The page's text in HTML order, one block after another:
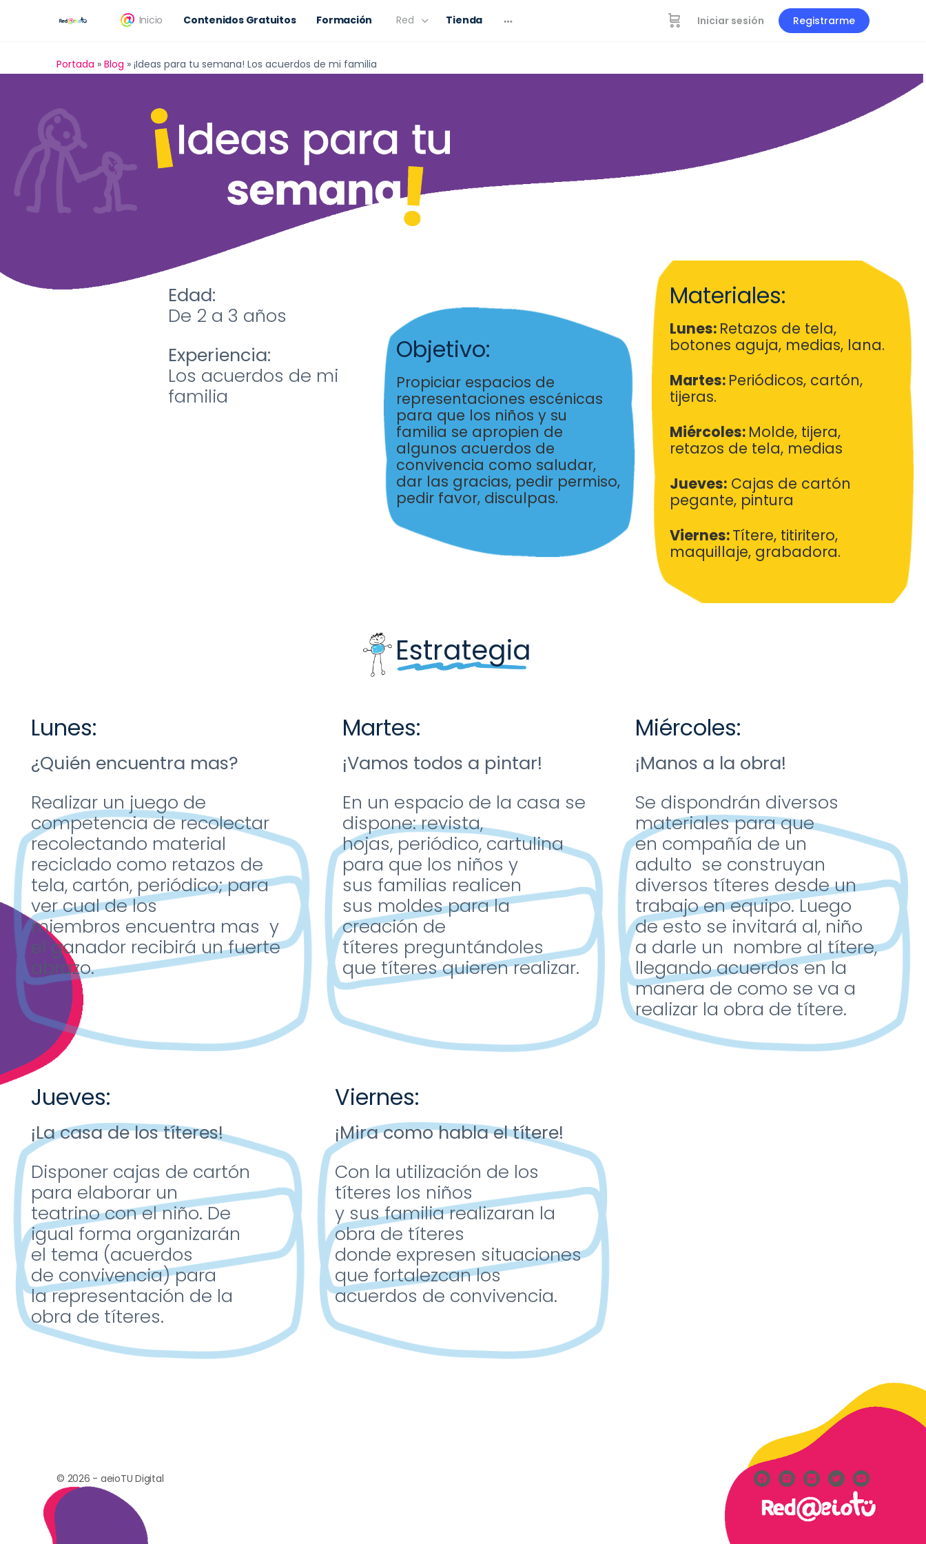
Inicio Contenidos Gratuitos Formación Red Tienda Iniciar sesión Registrarme
Portada » Blog » ¡Ideas para tu semana! Los acuerdos de mi familia
Edad:
De 2 a 3 años
Experiencia:
Los acuerdos de mi
familia
Objetivo:
Propiciar espacios de
representaciones escénicas
para que los niños y su
familia se apropien de
algunos acuerdos de
convivencia como saludar,
dar las gracias, pedir permiso,
pedir favor, disculpas.
Materiales:
Lunes: Retazos de tela,
botones aguja, medias, lana.
Martes: Periódicos, cartón,
tijeras.
Miércoles: Molde, tijera,
retazos de tela, medias
Jueves:Cajas de cartón
pegante, pintura
Viernes:Títere, titiritero,
maquillaje, grabadora.
Estrategia
Lunes:
¿Quién encuentra mas?
Realizar un juego de
competencia derecolectar
recolectando material
reciclado como retazos de
tela, cartón, periódico; para
ver cualde los
miembros encuentra mas y
el ganador recibirá unfuerte
abrazo.
Martes:
¡Vamos todos a pintar!
En un espacio de la casa se
dispone: revista,
hojas, periódico, cartulina
para que los niños y
sus familias realicen
sus moldes para la
creación de
títeres preguntándoles
que títeres quieren realizar.
Miércoles:
¡Manos a la obra!
Se dispondrán diversos
materiales para que
en compañía de un
adulto se construyan
diversos títeres desde un
trabajoen equipo. Luego
deesto se invitará al, niño
a darle un nombre altítere,
llegando acuerdosen la
manera de como se va a
realizar la obra de títere.
Jueves:
¡La casa de los títeres!
Disponer cajas de cartón
para elaborar un
teatrinocon el niño. De
igualforma organizarán
el tema (acuerdos
de convivencia) para
larepresentación de la
obra de títeres.
Viernes:
¡Mira como habla eltítere!
Con la utilización de los
títeres los niños
y susfamilia realizaran la
obrade títeres
donde expresen situaciones
quefortalezcan los
acuerdos de convivencia.
© 2026 - aeioTU Digital